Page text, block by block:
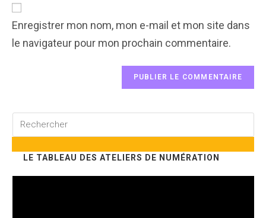
(optional)
Enregistrer mon nom, mon e-mail et mon site dans
le navigateur pour mon prochain commentaire.
siteLE TABLEAU DES ATELIERS DE NUMÉRATION